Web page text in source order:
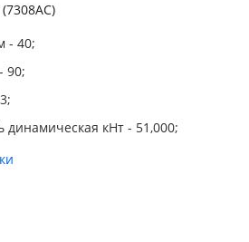
- 40;
90;
динамическая кНт - 51,000;